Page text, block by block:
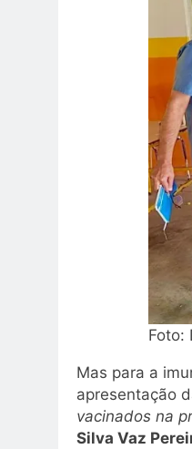
Foto:
Mas para a
apresentação
vacinados na
Silva Vaz